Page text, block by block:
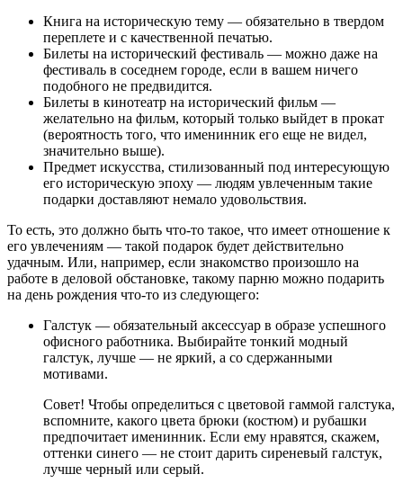
Книга на историческую тему — обязательно в твердом
переплете и с качественной печатью.
Билеты на исторический фестиваль — можно даже на
фестиваль в соседнем городе, если в вашем ничего
подобного не предвидится.
Билеты в кинотеатр на исторический фильм —
желательно на фильм, который только выйдет в прокат
(вероятность того, что именинник его еще не видел,
значительно выше).
Предмет искусства, стилизованный под интересующую
его историческую эпоху — людям увлеченным такие
подарки доставляют немало удовольствия.
То есть, это должно быть что-то такое, что имеет отношение к
его увлечениям — такой подарок будет действительно
удачным. Или, например, если знакомство произошло на
работе в деловой обстановке, такому парню можно подарить
на день рождения что-то из следующего:
Галстук — обязательный аксессуар в образе успешного
офисного работника. Выбирайте тонкий модный
галстук, лучше — не яркий, а со сдержанными
мотивами.
Совет! Чтобы определиться с цветовой гаммой галстука,
вспомните, какого цвета брюки (костюм) и рубашки
предпочитает именинник. Если ему нравятся, скажем,
оттенки синего — не стоит дарить сиреневый галстук,
лучше черный или серый.